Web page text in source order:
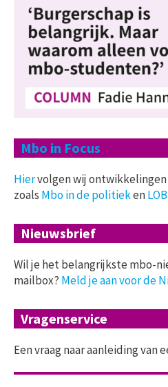
Mbo in Focus
Hiervolgen wij
zoals Mbo in de politieken
Nieuwsbrief
Wil je het belangrijkste mbo-
mailbox? Meld je aan voor de
Vragenservice
Een vraag naar aanleiding van